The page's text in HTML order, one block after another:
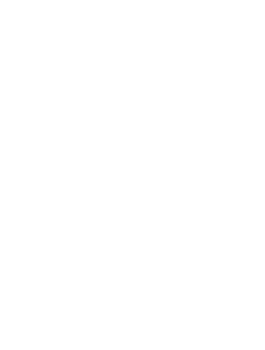
Dîner en plein air avec